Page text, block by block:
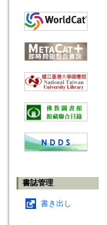
書誌管理
書き出し